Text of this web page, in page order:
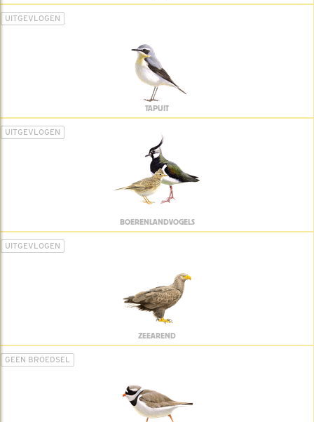
UITGEVLOGEN
TAPUIT
UITGEVLOGEN
BOERENLANDVOGELS
UITGEVLOGEN
ZEEAREND
GEEN BROEDSEL